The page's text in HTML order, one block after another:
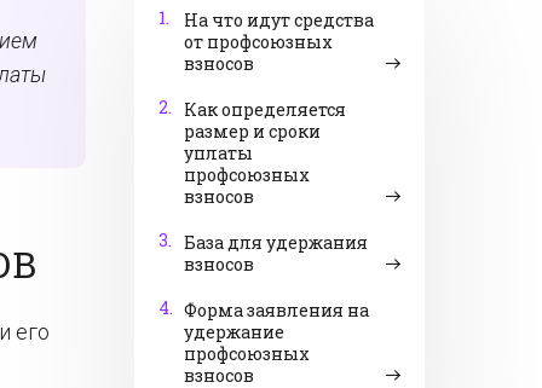
1.
На что идут средства
от профсоюзных
взносов
2.
Как определяется
размер и сроки
уплаты
профсоюзных
взносов
3. База для удержания
взносов
4. Форма заявления на
удержание
профсоюзных
взносов
его